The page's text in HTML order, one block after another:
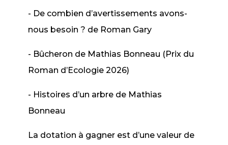
- De combien d’avertissements avons-
nous besoin ? de Roman Gary
- Bûcheron de Mathias Bonneau (Prix du
Roman d’Ecologie 2026)
- Histoires d’un arbre de Mathias
Bonneau
La dotation à gagner est d’une valeur de